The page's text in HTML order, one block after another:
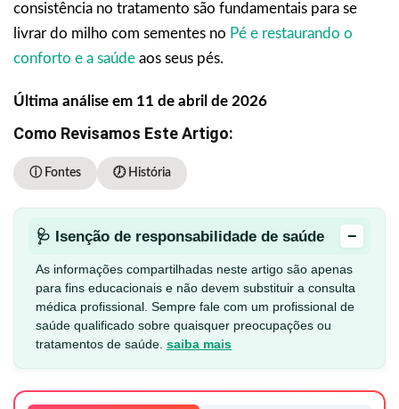
consistência no tratamento são fundamentais para se
livrar do milho com sementes no Pé e restaurando o
conforto e a saúde aos seus pés.
Última análise em 11 de abril de 2026
Como Revisamos Este Artigo:
ⓘ Fontes 🕖 História
🩺 Isenção de responsabilidade de saúde −
As informações compartilhadas neste artigo são apenas
para fins educacionais e não devem substituir a consulta
médica profissional. Sempre fale com um profissional de
saúde qualificado sobre quaisquer preocupações ou
tratamentos de saúde. saiba mais